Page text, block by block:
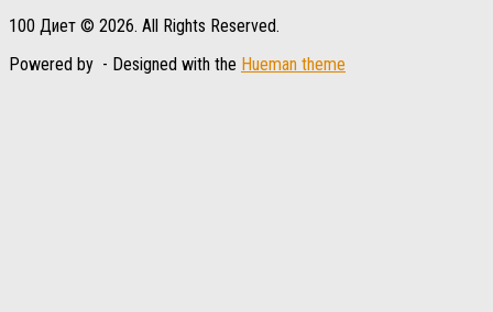
100 Диет © 2026. All Rights Reserved.
Powered by - Designed with the Hueman theme